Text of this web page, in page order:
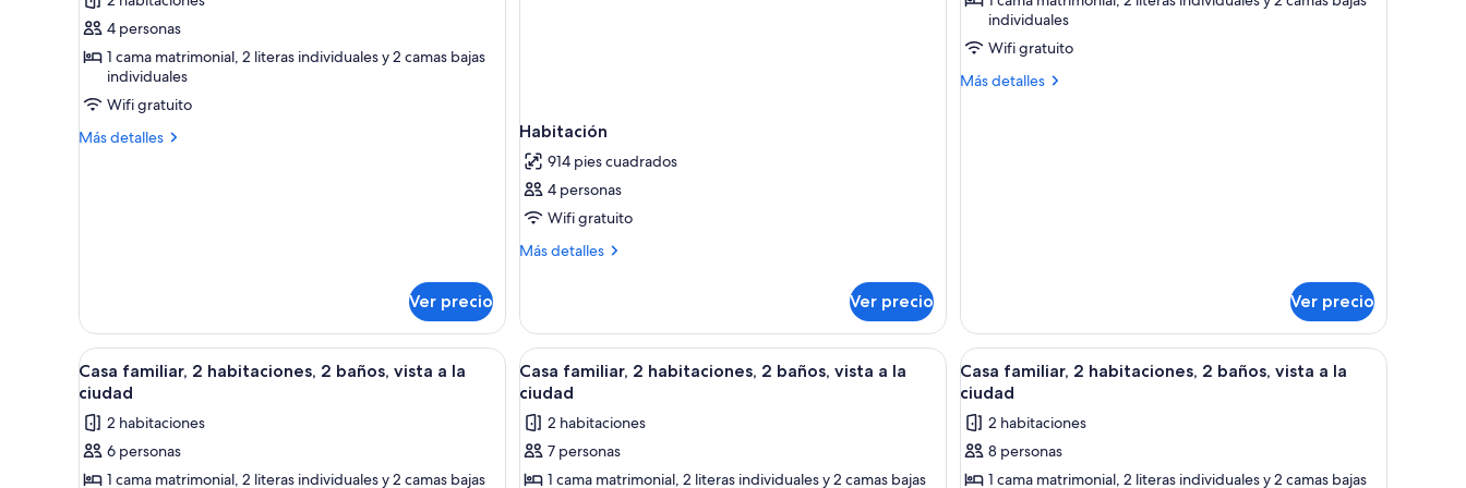
familiar,
2
habitaciones,
2
baños,
4 personas
1 cama matrimonial, 2 literas individuales y 2 camas bajas
individuales
Wifi gratuito
Más detalles
Más
a
la
ciudad
Ver precio
Habitación
914 pies cuadrados
4 personas
Wifi gratuito
Más detalles
Más
Ver precio
familiar,
2
habitaciones,
individuales
Wifi gratuito
Más detalles
Más
Ver precio
Abrir
todas
las
fotos
de
Habitación de hotel con una mesa de comedor, sillas, un sofá, un televisor, un ventilador y una escalera.
10
Casa familiar, 2 habitaciones, 2 baños, vista a la
ciudad
2 habitaciones
6 personas
1 cama matrimonial, 2 literas individuales y 2 camas bajas
Abrir
todas
las
fotos
de
Habitación de hotel con una mesa de comedor, sillas, un sofá, un televisor, un ventilador y una escalera.
10
Casa familiar, 2 habitaciones, 2 baños, vista a la
ciudad
2 habitaciones
7 personas
1 cama matrimonial, 2 literas individuales y 2 camas bajas
Abrir
todas
las
fotos
de
Habitación de hotel con una mesa de
10
Casa familiar, 2 habitaciones, 2 baños, vista a la
ciudad
2 habitaciones
8 personas
1 cama matrimonial, 2 literas individuales y 2 camas bajas